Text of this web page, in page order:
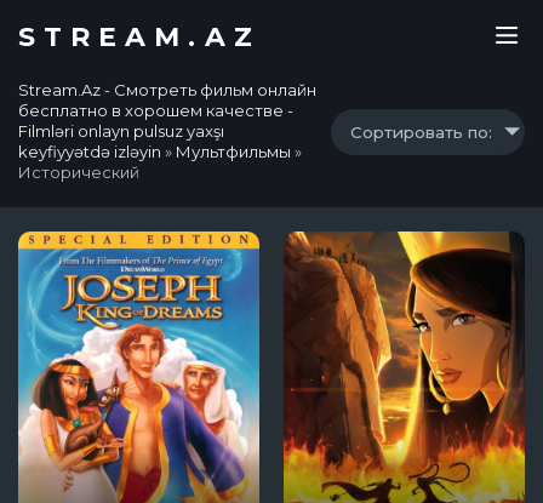
STREAM.AZ
Stream.Az - Смотреть фильм онлайн
бесплатно в хорошем качестве -
Filmləri onlayn pulsuz yaxşı
keyfiyyətdə izləyin » Мультфильмы »
Исторический
Сортировать по: